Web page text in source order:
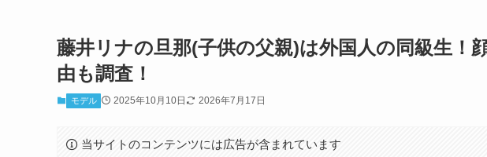
藤井リナの旦那(子供の父親)は外国人の同級生！
由も調査！
モデル 2025年10月10日 2026年7月17日
当サイトのコンテンツには広告が含まれています